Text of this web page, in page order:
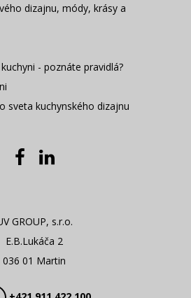
dizajnu, módy, krásy a
- poznáte pravidlá?
sveta kuchynského dizajnu
GROUP, s.r.o.
E.B.Lukáča 2
036 01 Martin